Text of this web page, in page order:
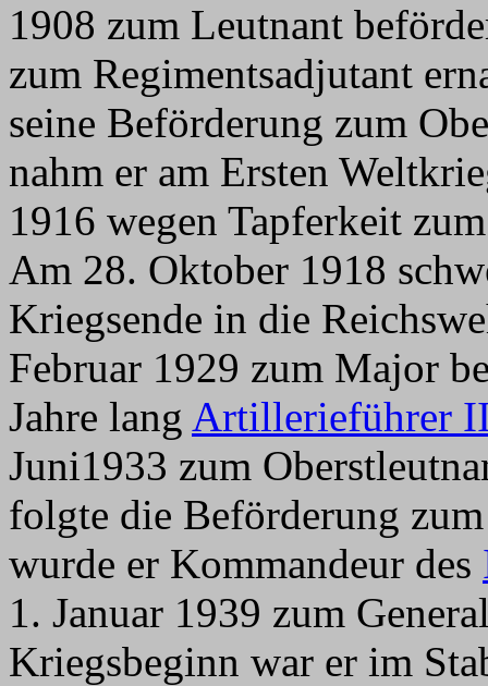
1908 zum Leutnant
zum Regimentsadjutant
seine Beförderung zum
nahm er am Ersten
1916 wegen Tapferkeit
Am 28. Oktober 1918
Kriegsende in die
Februar 1929 zum Major
Jahre lang Artillerieführer
Juni1933 zum
folgte die Beförderung
wurde er Kommandeur des
1. Januar 1939 zum
Kriegsbeginn war er im